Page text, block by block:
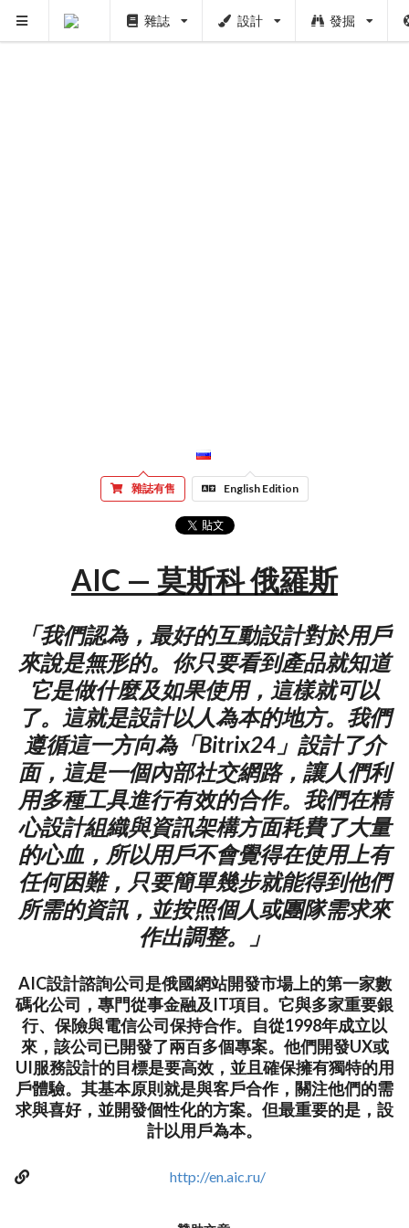
雜誌 設計 發掘
雜誌有售 English Edition
AIC — 莫斯科 俄羅斯
「我們認為，最好的互動設計對於用戶
來說是無形的。你只要看到產品就知道
它是做什麼及如果使用，這樣就可以
了。這就是設計以人為本的地方。我們
遵循這一方向為「Bitrix24」設計了介
面，這是一個內部社交網路，讓人們利
用多種工具進行有效的合作。我們在精
心設計組織與資訊架構方面耗費了大量
的心血，所以用戶不會覺得在使用上有
任何困難，只要簡單幾步就能得到他們
所需的資訊，並按照個人或團隊需求來
作出調整。」
AIC設計諮詢公司是俄國網站開發市場上的第一家數
碼化公司，專門從事金融及IT項目。它與多家重要銀
行、保險與電信公司保持合作。自從1998年成立以
來，該公司已開發了兩百多個專案。他們開發UX或
UI服務設計的目標是要高效，並且確保擁有獨特的用
戶體驗。其基本原則就是與客戶合作，關注他們的需
求與喜好，並開發個性化的方案。但最重要的是，設
計以用戶為本。
http://en.aic.ru/